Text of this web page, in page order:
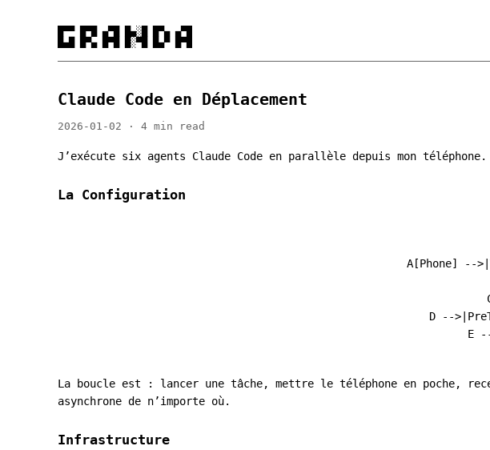
█▀▀ █▀█ ▄▀█ █▄░█ █▀▄ ▄▀█
█▄█ █▀▄ █▀█ █░▀█ █▄▀ █▀█
Claude Code en Déplacement
2026-01-02 · 4 min read
J’exécute six agents Claude Code en parallèle depuis mon
La Configuration
A[Phone] --
D --
La boucle est : lancer une tâche, mettre le téléphone en poche,
asynchrone de n’importe où.
Infrastructure